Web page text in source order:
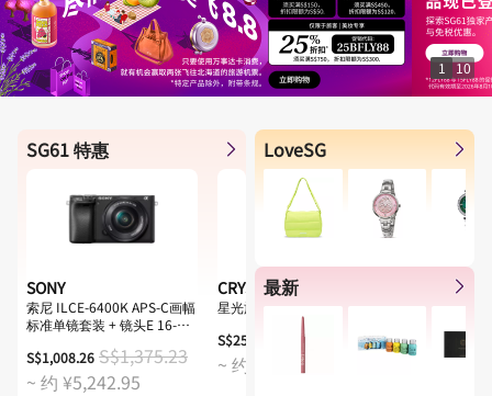
1 10
SG61 特惠
SONY
索尼 ILCE-6400K APS-C画幅
标准单镜套装 + 镜头E 16-
S$1,008.26 S$1,375.23
~ 约 ¥5,242.95
CRYSTAL TOMATO
星光旅程至选套装
S$259.00
~ 约 ¥1,346.80
莱佛士传承
S$35.00
~ 约
LoveSG
最新